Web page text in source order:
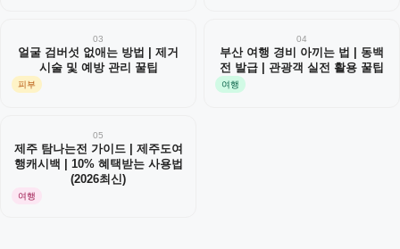
03
얼굴 검버섯 없애는 방법 | 제거
시술 및 예방 관리 꿀팁
피부
04
부산 여행 경비 아끼는 법 | 동백
전 발급 | 관광객 실전 활용 꿀팁
여행
05
제주 탐나는전 가이드 | 제주도여
행캐시백 | 10% 혜택받는 사용법
(2026최신)
여행